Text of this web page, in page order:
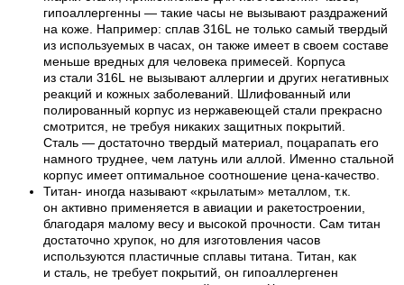
гипоаллергенны — такие часы не вызывают раздражений
на коже. Например: сплав 316L не только самый твердый
из используемых в часах, он также имеет в своем составе
меньше вредных для человека примесей. Корпуса
из стали 316L не вызывают аллергии и других негативных
реакций и кожных заболеваний. Шлифованный или
полированный корпус из нержавеющей стали прекрасно
смотрится, не требуя никаких защитных покрытий.
Сталь — достаточно твердый материал, поцарапать его
намного труднее, чем латунь или аллой. Именно стальной
корпус имеет оптимальное соотношение цена-качество.
Титан- иногда называют «крылатым» металлом, т.к.
он активно применяется в авиации и ракетостроении,
благодаря малому весу и высокой прочности. Сам титан
достаточно хрупок, но для изготовления часов
используются пластичные сплавы титана. Титан, как
и сталь, не требует покрытий, он гипоаллергенен